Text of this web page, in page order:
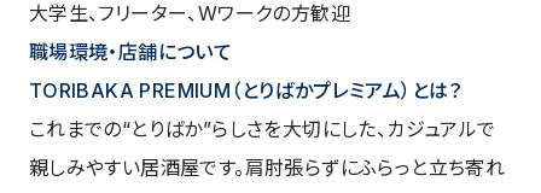
大学生、フリーター、Wワークの方歓迎
職場環境・店舗について
TORIBAKA PREMIUM（とりばかプレミアム）とは？
これまでの“とりばか”らしさを大切にした、カジュアルで
親しみやすい居酒屋です。肩肘張らずにふらっと立ち寄れ